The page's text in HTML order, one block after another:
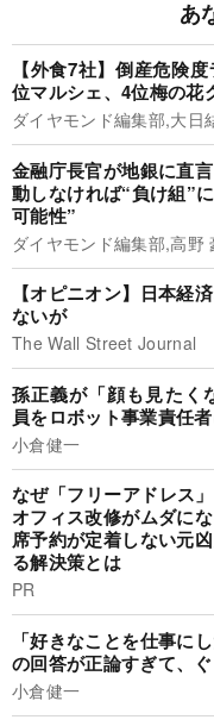
あ
【外食7社】倒産危険
位マルシェ、4位梅の花
ダイヤモンド編集部,大日
金融庁長官が地銀に直
動しなければ“負け組”
可能性”
ダイヤモンド編集部,高野
【オピニオン】日本経
ないが
The Wall Street Journal
孫正義が「顔も見たく
員をロボット事業責任
小倉健一
なぜ「フリーアドレス
オフィス改修がムダに
席予約が定着しない元
る解決策とは
PR
「好きなことを仕事に
の回答が正論すぎて、
小倉健一